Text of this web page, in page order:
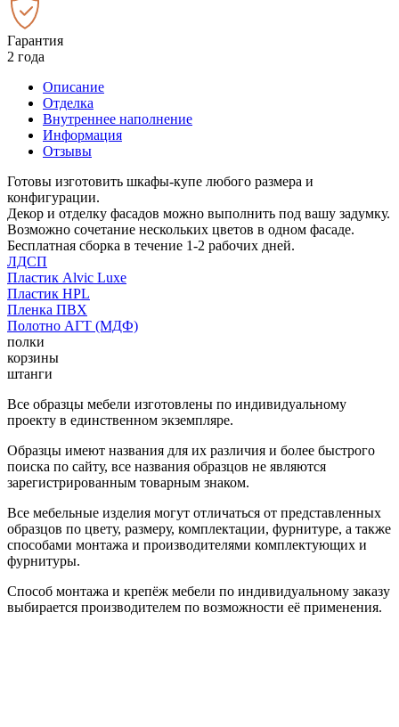
Гарантия
2 года
Описание
Отделка
Внутреннее наполнение
Информация
Отзывы
Готовы изготовить шкафы-купе любого размера и
конфигурации.
Декор и отделку фасадов можно выполнить под вашу задумку.
Возможно сочетание нескольких цветов в одном фасаде.
Бесплатная сборка в течение 1-2 рабочих дней.
ЛДСП
Пластик Alvic Luxe
Пластик HPL
Пленка ПВХ
Полотно АГТ (МДФ)
полки
корзины
штанги
Все образцы мебели изготовлены по индивидуальному
проекту в единственном экземпляре.
Образцы имеют названия для их различия и более быстрого
поиска по сайту, все названия образцов не являются
зарегистрированным товарным знаком.
Все мебельные изделия могут отличаться от представленных
образцов по цвету, размеру, комплектации, фурнитуре, а также
способами монтажа и производителями комплектующих и
фурнитуры.
Способ монтажа и крепёж мебели по индивидуальному заказу
выбирается производителем по возможности её применения.